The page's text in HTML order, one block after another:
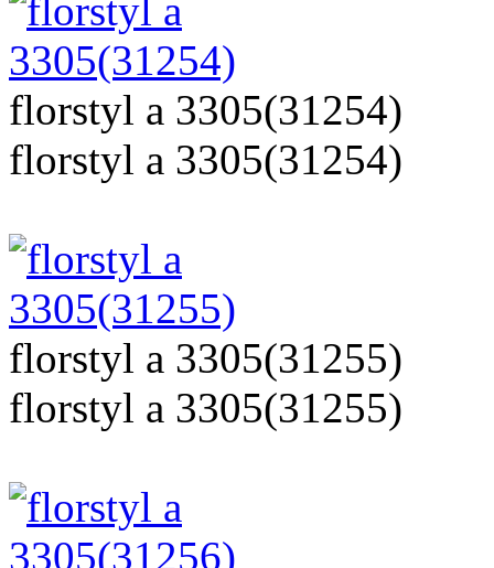
florstyl a 3305(31254)
florstyl a 3305(31254)
florstyl a 3305(31255)
florstyl a 3305(31255)